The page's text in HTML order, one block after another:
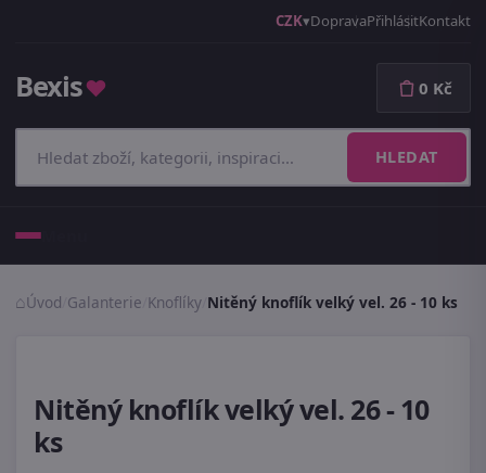
CZK DopravaPřihlásitKontakt
Bexis♥
HLEDAT
0 Kč
Úvod Galanterie Knoflíky Nitěný knoflík velký vel. 26 - 10 ks
Nitěný knoflík velký vel. 26 - 10
ks